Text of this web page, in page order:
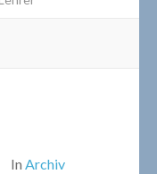
In Archiv